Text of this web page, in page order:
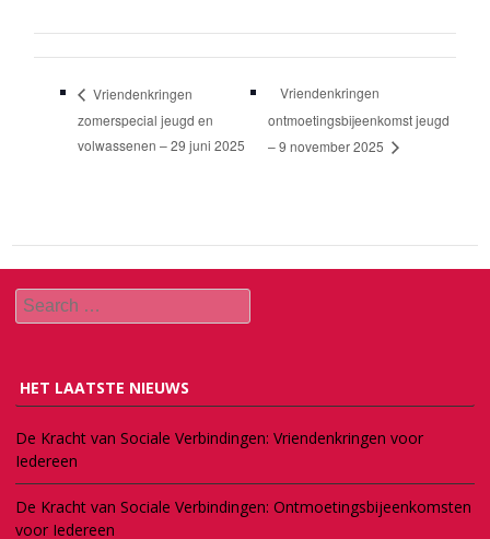
Vriendenkringen
zomerspecial jeugd en
volwassenen – 29 juni 2025
Vriendenkringen
ontmoetingsbijeenkomst jeugd
– 9 november 2025
Search
HET LAATSTE NIEUWS
De Kracht van Sociale Verbindingen: Vriendenkringen voor
Iedereen
De Kracht van Sociale Verbindingen: Ontmoetingsbijeenkomsten
voor Iedereen